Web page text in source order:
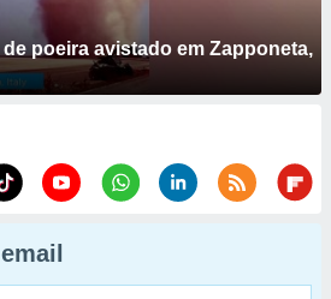
poeira avistado em Zapponeta,